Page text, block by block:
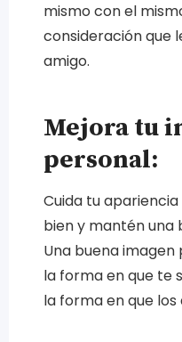
mismo con el
consideración que
amigo.
Mejora tu
personal:
Cuida tu
bien y mantén una
Una buena
la forma en que te
la forma en que los